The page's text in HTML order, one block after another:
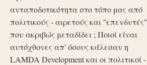
ανταποδοτικότητα στο τόπο μας από
πολιτικούς - αιρετούς και ''επενδυτές''
που ακριβώς μεταδίδει ; Ποιοί είναι
αυτόχθονες απ' όσους κάλεσαν η
LAMDA Development και οι πολιτικοί -